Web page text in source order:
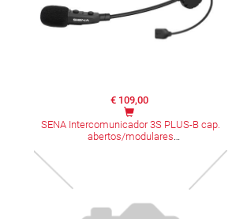
€ 109,00
SENA Intercomunicador 3S PLUS-B cap.
abertos/modulares